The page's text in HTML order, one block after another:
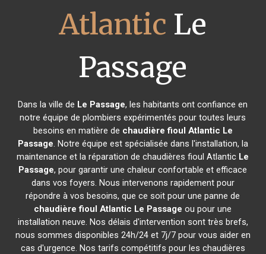
Atlantic Le
Passage
Dans la ville de Le Passage, les habitants ont confiance en
notre équipe de plombiers expérimentés pour toutes leurs
besoins en matière de chaudière fioul Atlantic Le
Passage. Notre équipe est spécialisée dans l'installation, la
maintenance et la réparation de chaudières fioul Atlantic Le
Passage, pour garantir une chaleur confortable et efficace
dans vos foyers. Nous intervenons rapidement pour
répondre à vos besoins, que ce soit pour une panne de
chaudière fioul Atlantic Le Passage ou pour une
installation neuve. Nos délais d'intervention sont très brefs,
nous sommes disponibles 24h/24 et 7j/7 pour vous aider en
cas d'urgence. Nos tarifs compétitifs pour les chaudières